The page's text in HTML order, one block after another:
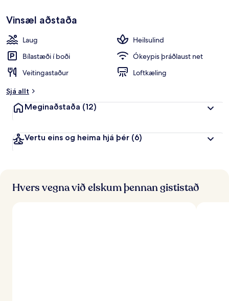
uppáhaldi
hjá
gestum
p
p
e
n
n
r
r
ð
Vinsæl aðstaða
Laug
Heilsulind
Bílastæði í boði
Ókeypis þráðlaust net
Veitingastaður
Loftkæling
Sjá allt
Meginaðstaða (12)
Vertu eins og heima hjá þér (6)
Hvers vegna við elskum þennan gististað